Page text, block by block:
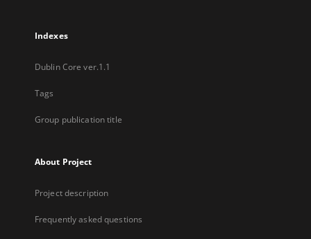
Indexes
Dublin Core ver.1.1
Tags
Group publication title
About Project
Project description
Frequently asked questions